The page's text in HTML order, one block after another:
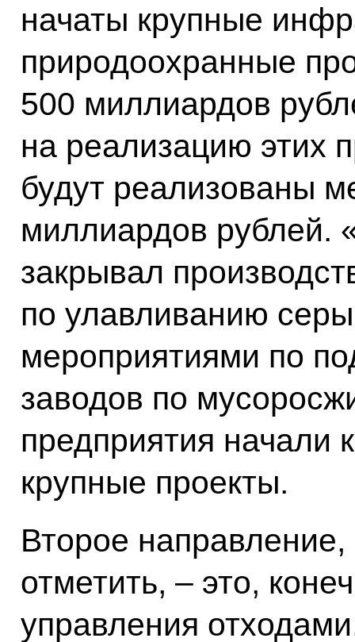
начаты крупные
природоохранные
500 миллиардов
на реализацию этих
будут реализованы
миллиардов рублей.
закрывал
по улавливанию
мероприятиями по
заводов по
предприятия начали
крупные проекты.
Второе
отметить, – это,
управления